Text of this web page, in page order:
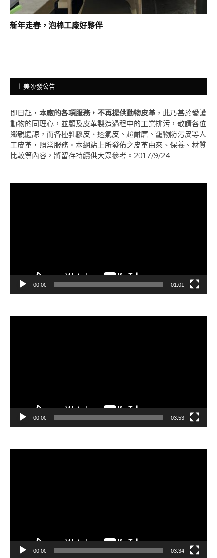
新年走春，泡棉工廠好夥伴
上美沙發公告
即日起， 本廠的各項服務，不再提供動物皮革 ，此乃基於愛護
動物的同理心，並顧及皮革製造過程中的工業排污，敬請各位
鄉親體諒，而各種乳膠皮、透氣皮、超耐磨、竉物防污皮等人
工皮革，照常服務。本網站上所發佈之皮革由來、保養、材質
比較等內容，將留存持續供大眾參考。2017/9/24
00:00 01:01
00:00 03:53
00:00 03:34